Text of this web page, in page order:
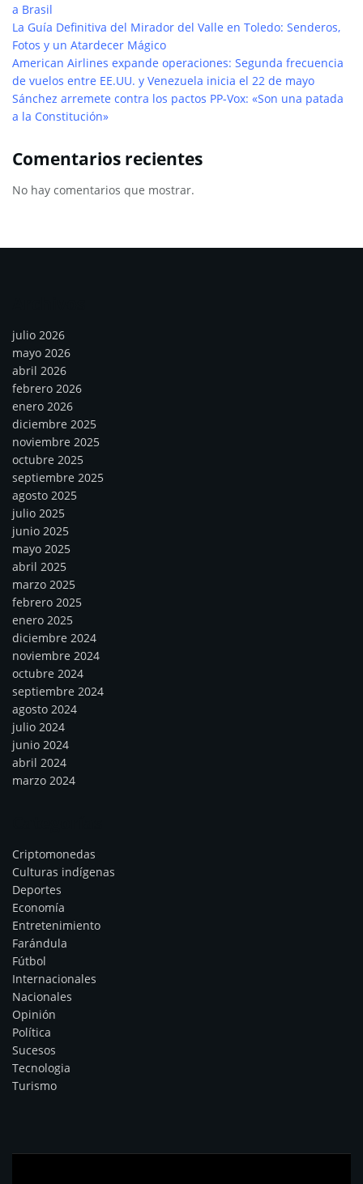
a Brasil
La Guía Definitiva del Mirador del Valle en Toledo: Senderos,
Fotos y un Atardecer Mágico
American Airlines expande operaciones: Segunda frecuencia
de vuelos entre EE.UU. y Venezuela inicia el 22 de mayo
Sánchez arremete contra los pactos PP-Vox: «Son una patada
a la Constitución»
Comentarios recientes
No hay comentarios que mostrar.
julio 2026
mayo 2026
abril 2026
febrero 2026
enero 2026
diciembre 2025
noviembre 2025
octubre 2025
septiembre 2025
agosto 2025
julio 2025
junio 2025
mayo 2025
abril 2025
marzo 2025
febrero 2025
enero 2025
diciembre 2024
noviembre 2024
octubre 2024
septiembre 2024
agosto 2024
julio 2024
junio 2024
abril 2024
marzo 2024
Criptomonedas
Culturas indígenas
Deportes
Economía
Entretenimiento
Farándula
Fútbol
Internacionales
Nacionales
Opinión
Política
Sucesos
Tecnologia
Turismo